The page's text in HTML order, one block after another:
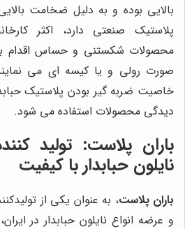
بالایی بوده و به دلیل ضخامت
پلاستیک صنعتی دارد، اکثر
محصولات شکستنی و حساس اقدام به
صورت رولی و یا کیسه ای می
خاصیت ضربه گیر بودن پلاستیک
دیدگی محصولات استفاده می شود.
باران پلاست: تولید
نایلون حبابدار با کیفیت
باران پلاست، به عنوان یکی از
و عرضه انواع نایلون حبابدار در